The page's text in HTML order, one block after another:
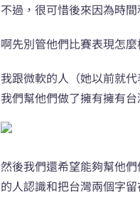
不過，很可惜後來因為時
啊先別管他們比賽表現怎
我跟微軟的人（她以前就
我們幫他們做了擁有擁有
然後我們還希望能夠幫他
的人認識和把台灣兩個字